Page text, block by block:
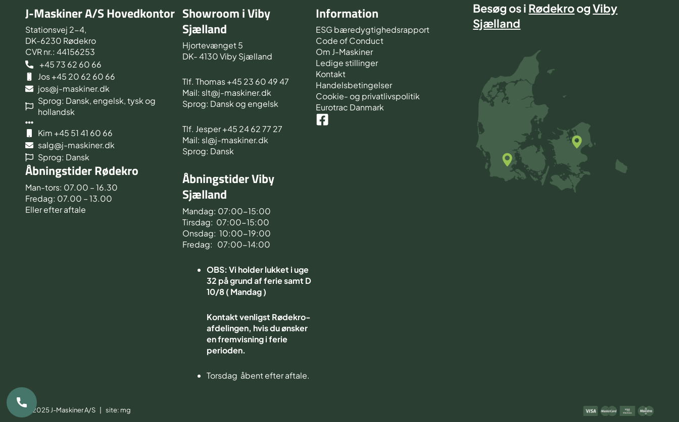
J-Maskiner A/S Hovedkontor
Stationsvej 2-4,
DK-6230 Rødekro
CVR nr.: 44156253
+45 73 62 60 66
Jos +45 20 62 60 66
jos@j-maskiner.dk
Sprog: Dansk, engelsk, tysk og
hollandsk
Kim +45 51 41 60 66
salg@j-maskiner.dk
Sprog: Dansk
Åbningstider Rødekro
Man-tors: 07.00 – 16.30
Fredag: 07.00 – 13.00
Eller efter aftale
Showroom i Viby
Sjælland
Hjortevænget 5
DK- 4130 Viby Sjælland
Tlf. Thomas +45 23 60 49 47
Mail: slt@j-maskiner.dk
Sprog: Dansk og engelsk
Tlf. Jesper +45 24 62 77 27
Mail: sl@j-maskiner.dk
Sprog: Dansk
Åbningstider Viby
Sjælland
Mandag: 07:00-15:00
Tirsdag: 07:00-15:00
Onsdag: 10:00-19:00
Fredag: 07:00-14:00
OBS: Vi holder lukket i uge
32 på grund af ferie samt D
10/8 ( Mandag )
Kontakt venligst Rødekro-
afdelingen, hvis du ønsker
en fremvisning i ferie
perioden.
Torsdag åbent efter aftale.
Information
ESG bæredygtighedsrapport
Code of Conduct
Om J-Maskiner
Ledige stillinger
Kontakt
Handelsbetingelser
Cookie- og privatlivspolitik
Eurotrac Danmark
Besøg os i RødekroogViby
Sjælland
© 2025 J-Maskiner A/S | site: mg